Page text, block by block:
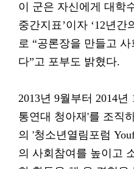
이 군은 자신에게 대학
중간지표’이자 ‘12년간
로 “공론장을 만들고
다”고 포부도 밝혔다.
2013년 9월부터 2014
통연대 청아재'를 조직
의 '청소년열림포럼
의 사회참여를 높이고